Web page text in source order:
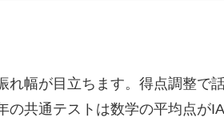
幅が目立ちます。得点調整で
の共通テストは数学の平均点が